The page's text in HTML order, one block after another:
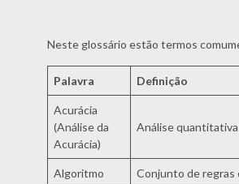
Neste glossário estão termos
Palavra Definição
Acurácia
(Análise da
Acurácia)
Análise quantitativa
Algoritmo Conjunto de regras